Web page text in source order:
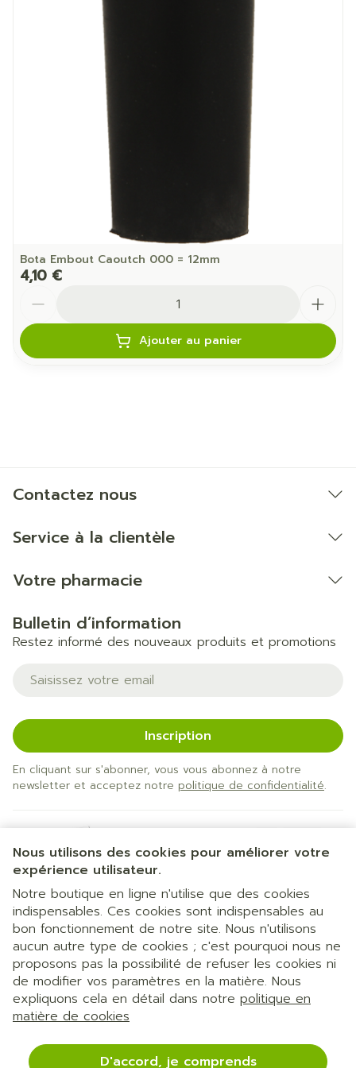
Nous utilisons des cookies pour améliorer votre
expérience utilisateur.
Notre boutique en ligne n'utilise que des cookies
indispensables. Ces cookies sont indispensables au
bon fonctionnement de notre site. Nous n'utilisons
aucun autre type de cookies ; c'est pourquoi nous ne
proposons pas la possibilité de refuser les cookies ni
de modifier vos paramètres en la matière. Nous
expliquons cela en détail dans notre politique en
matière de cookies
D'accord, je comprends
Bota Embout Caoutch 000 = 12mm
4,10 €
Ajouter au panier
Contactez nous
Service à la clientèle
Votre pharmacie
Bulletin d’information
Restez informé des nouveaux produits et promotions
Adresse mail
Inscription
En cliquant sur s'abonner, vous vous abonnez à notre
newsletter et acceptez notre politique de confidentialité.
Liens légaux